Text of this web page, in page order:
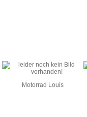
Motorrad Louis